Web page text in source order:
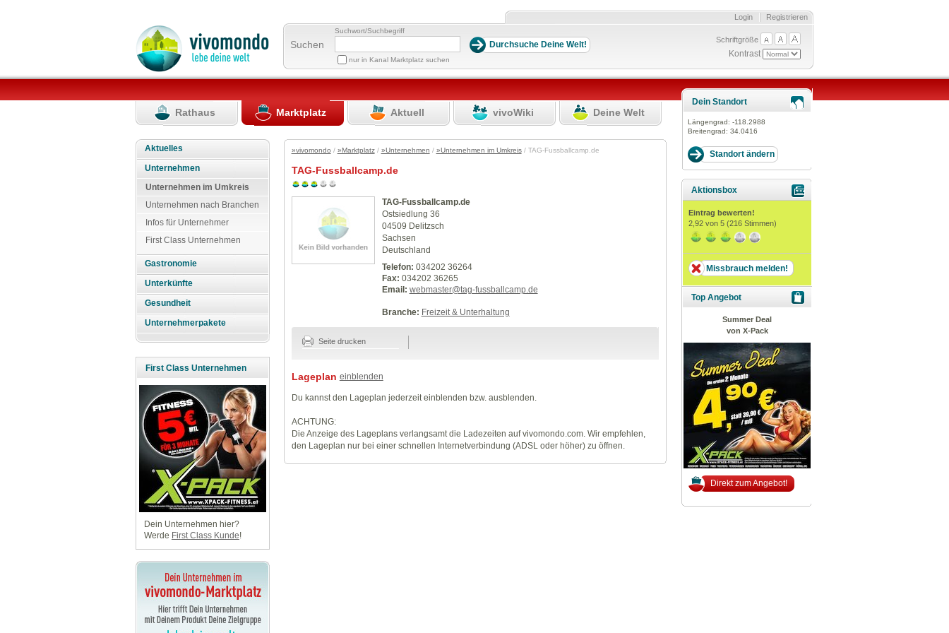
Registrieren
Login
Suchen
Suchwort/Suchbegriff
nur in Kanal Marktplatz suchen
Schriftgröße
Kontrast
Rathaus Marktplatz Aktuell vivoWiki Deine Welt
Aktuelles
Unternehmen
Unternehmen im Umkreis
Unternehmen nach Branchen
Infos für Unternehmer
First Class Unternehmen
Gastronomie
Unterkünfte
Gesundheit
Unternehmerpakete
First Class Unternehmen
Dein Unternehmen hier?
Werde First Class Kunde!
»vivomondo / »Marktplatz/ »Unternehmen / »Unternehmen im Umkreis/ TAG-Fussballcamp.de
TAG-Fussballcamp.de
TAG-Fussballcamp.de
Ostsiedlung 36
04509 Delitzsch
Sachsen
Deutschland
Telefon: 034202 36264
Fax: 034202 36265
Email: webmaster@tag-fussballcamp.de
Branche: Freizeit & Unterhaltung
Seite drucken
Lageplan einblenden
Du kannst den Lageplan jederzeit einblenden bzw. ausblenden.
ACHTUNG:
Die Anzeige des Lageplans verlangsamt die Ladezeiten auf vivomondo.com. Wir empfehlen,
den Lageplan nur bei einer schnellen Internetverbindung (ADSL oder höher) zu öffnen.
Dein Standort
Längengrad: -118.2988
Breitengrad: 34.0416
Aktionsbox
Eintrag bewerten!
2,92 von 5 (216 Stimmen)
Missbrauch melden!
Top Angebot
Summer Deal
von X-Pack
Direkt zum Angebot!